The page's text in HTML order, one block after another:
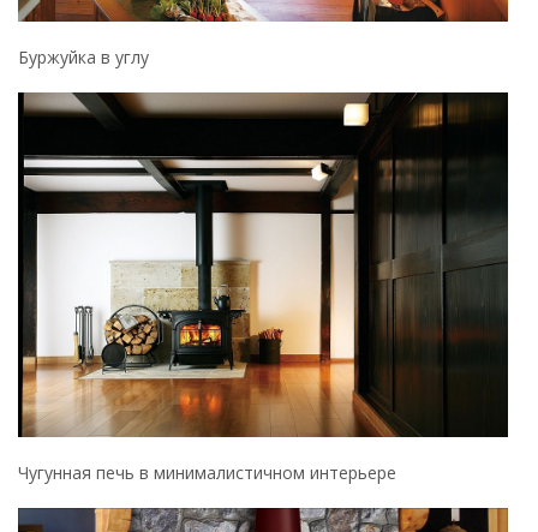
Чугунная печь в минималистичном интерьере
Печь с двумя дверцами